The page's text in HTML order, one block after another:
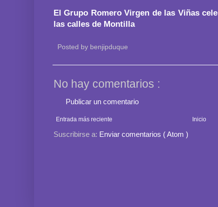
El Grupo Romero Virgen de las Viñas
las calles de Montilla
Posted by benjipduque
No hay comentarios :
Publicar un comentario
Entrada más reciente Inicio
Suscribirse a: Enviar comentarios ( Atom )